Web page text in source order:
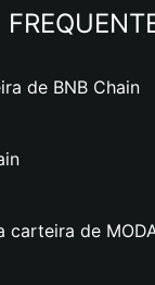
de BNB Chain
carteira de